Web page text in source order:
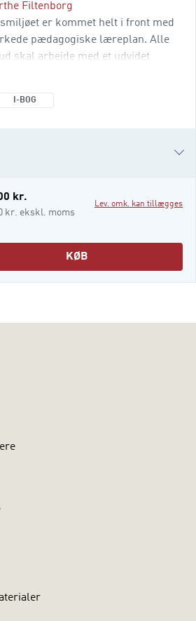
Filtenborg
er kommet helt i front med
pædagogiske læreplan. Alle
skal arbejde med et udvidet
I-BOG
kr.
kr. ekskl. moms
Lev. omk. kan tillægges
KØB